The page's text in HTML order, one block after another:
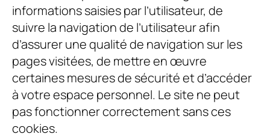
informations saisies par l’utilisateur, de
suivre la navigation de l’utilisateur afin
d’assurer une qualité de navigation sur les
pages visitées, de mettre en œuvre
certaines mesures de sécurité et d’accéder
à votre espace personnel. Le site ne peut
pas fonctionner correctement sans ces
cookies.